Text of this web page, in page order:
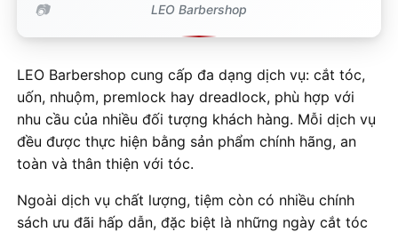
LEO Barbershop
LEO Barbershop cung cấp đa dạng dịch vụ: cắt tóc,
uốn, nhuộm, premlock hay dreadlock, phù hợp với
nhu cầu của nhiều đối tượng khách hàng. Mỗi dịch vụ
đều được thực hiện bằng sản phẩm chính hãng, an
toàn và thân thiện với tóc.
Ngoài dịch vụ chất lượng, tiệm còn có nhiều chính
sách ưu đãi hấp dẫn, đặc biệt là những ngày cắt tóc